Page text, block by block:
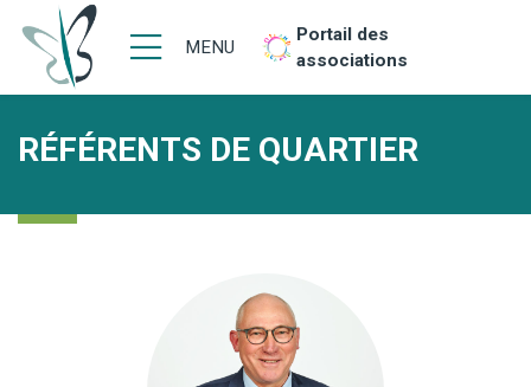
MENU
Portail des
associations
RÉFÉRENTS DE QUARTIER